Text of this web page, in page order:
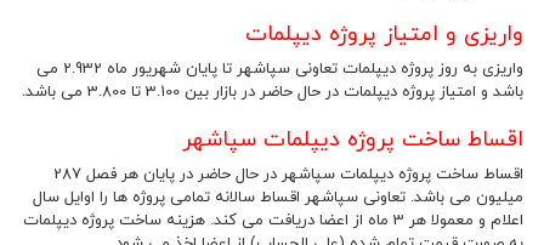
واریزی و امتیاز پروژه دیپلمات
واریزی به روز پروژه دیپلمات تعاونی سپاشهر تا پایان شهریور ماه 2.932 می
باشد و امتیاز پروژه دیپلمات در حال حاضر در بازار بین 3.100 تا 3.800 می باشد.
اقساط ساخت پروژه دیپلمات سپاشهر
اقساط ساخت پروژه دیپلمات سپاشهر در حال حاضر در پایان هر فصل 287
میلیون می باشد. تعاونی سپاشهر اقساط سالانه تمامی پروژه ها را اوایل سال
اعلام و معمولا هر 3 ماه از اعضا دریافت می کند. هزینه ساخت پروژه دیپلمات